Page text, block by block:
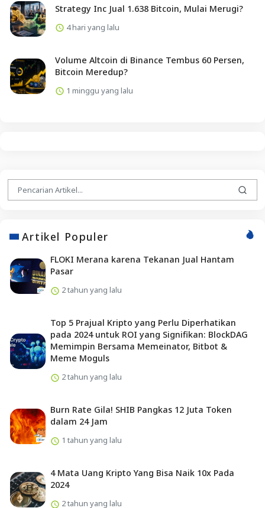
Strategy Inc Jual 1.638 Bitcoin, Mulai Merugi?
4 hari yang lalu
Volume Altcoin di Binance Tembus 60 Persen,
Bitcoin Meredup?
1 minggu yang lalu
Artikel Populer
FLOKI Merana karena Tekanan Jual Hantam
Pasar
2 tahun yang lalu
Top 5 Prajual Kripto yang Perlu Diperhatikan
pada 2024 untuk ROI yang Signifikan: BlockDAG
Memimpin Bersama Memeinator, Bitbot &
Meme Moguls
2 tahun yang lalu
Burn Rate Gila! SHIB Pangkas 12 Juta Token
dalam 24 Jam
1 tahun yang lalu
4 Mata Uang Kripto Yang Bisa Naik 10x Pada
2024
2 tahun yang lalu